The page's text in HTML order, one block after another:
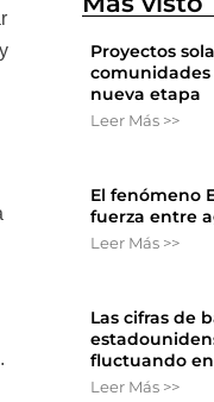
Proyectos
nueva etapa
Leer Más >>
El fenómeno
fuerza entre
Leer Más >>
Las cifras de
fluctuando
Leer Más >>